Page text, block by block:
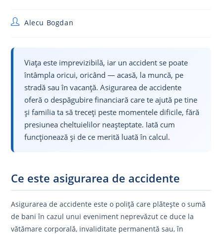
PostAlecu Bogdan
Viața este imprevizibilă, iar un accident se poate
întâmpla oricui, oricând — acasă, la muncă, pe
stradă sau în vacanță. Asigurarea de accidente
oferă o despăgubire financiară care te ajută pe tine
și familia ta să treceți peste momentele dificile, fără
presiunea cheltuielilor neașteptate. Iată cum
funcționează și de ce merită luată în calcul.
Ce este asigurarea de accidente
Asigurarea de accidente este o poliță care plătește o sumă
de bani în cazul unui eveniment neprevăzut ce duce la
vătămare corporală, invaliditate permanentă sau, în